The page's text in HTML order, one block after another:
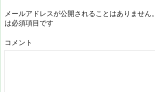
メールアドレスが公開されることはありません。
は必須項目です
コメント